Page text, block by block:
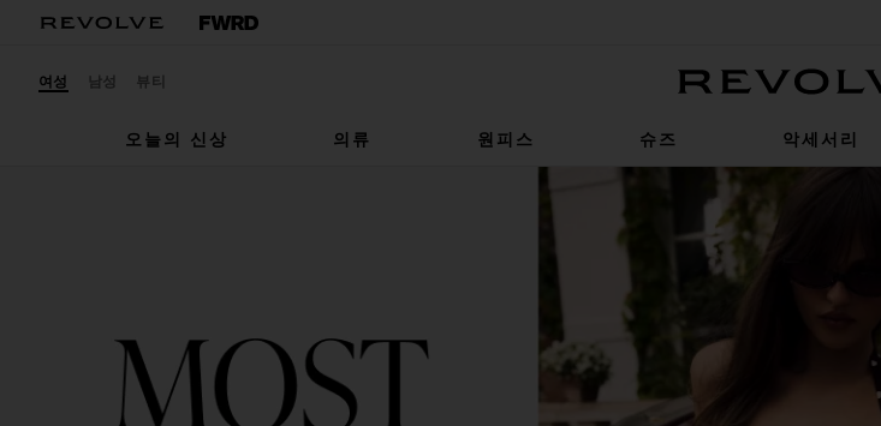
여성 남성 뷰티
오늘의 신상
의류 원피스 슈즈 악세서리